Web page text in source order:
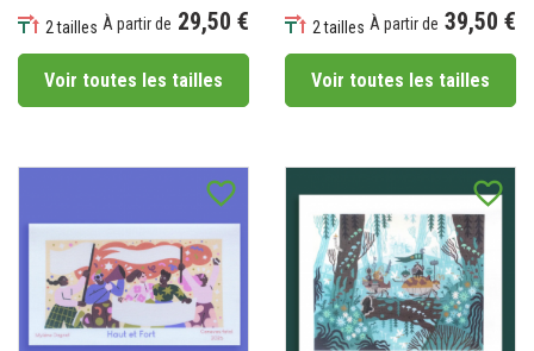
2 tailles À partir de 29,50 €
Voir toutes les tailles
2 tailles À partir de 39,50 €
Voir toutes les tailles
favorite_border favorite_border